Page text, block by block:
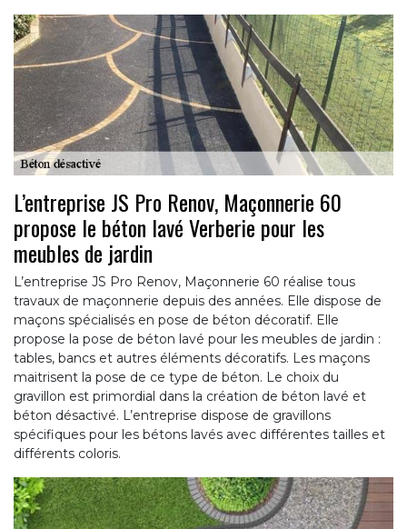
L’entreprise JS Pro Renov, Maçonnerie 60
propose le béton lavé Verberie pour les
meubles de jardin
L’entreprise JS Pro Renov, Maçonnerie 60 réalise tous
travaux de maçonnerie depuis des années. Elle dispose de
maçons spécialisés en pose de béton décoratif. Elle
propose la pose de béton lavé pour les meubles de jardin :
tables, bancs et autres éléments décoratifs. Les maçons
maitrisent la pose de ce type de béton. Le choix du
gravillon est primordial dans la création de béton lavé et
béton désactivé. L’entreprise dispose de gravillons
spécifiques pour les bétons lavés avec différentes tailles et
différents coloris.